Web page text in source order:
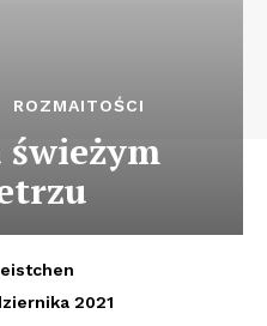
ROZMAITOŚCI
świeżym
2021